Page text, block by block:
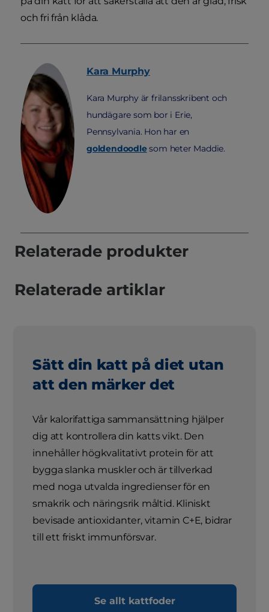
och fri från klåda.
Kara Murphy
Kara Murphy är frilansskribent och
hundägare som bor i Erie,
Pennsylvania. Hon har en
goldendoodlesom heter Maddie.
Relaterade produkter
Relaterade artiklar
Sätt din katt på diet utan
att den märker det
Vår kalorifattiga sammansättning hjälper
dig att kontrollera din katts vikt. Den
innehåller högkvalitativt protein för att
bygga slanka muskler och är tillverkad
med noga utvalda ingredienser för en
smakrik och näringsrik måltid. Kliniskt
bevisade antioxidanter, vitamin C+E, bidrar
till ett friskt immunförsvar.
Se allt kattfoder